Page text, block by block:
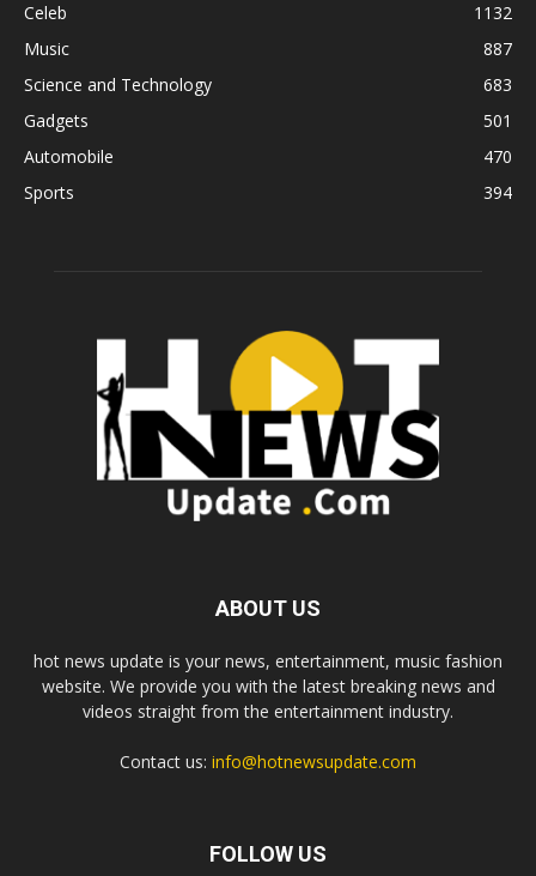
Celeb
1132
Music
887
Science and Technology
683
Gadgets
501
Automobile
470
Sports
394
ABOUT US
hot news update is your news, entertainment, music fashion
website. We provide you with the latest breaking news and
videos straight from the entertainment industry.
Contact us: info@hotnewsupdate.com
FOLLOW US